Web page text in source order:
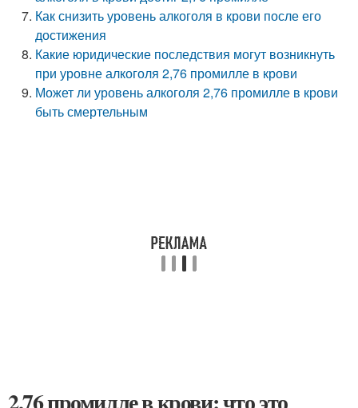
Как снизить уровень алкоголя в крови после его
достижения
Какие юридические последствия могут возникнуть
при уровне алкоголя 2,76 промилле в крови
Может ли уровень алкоголя 2,76 промилле в крови
быть смертельным